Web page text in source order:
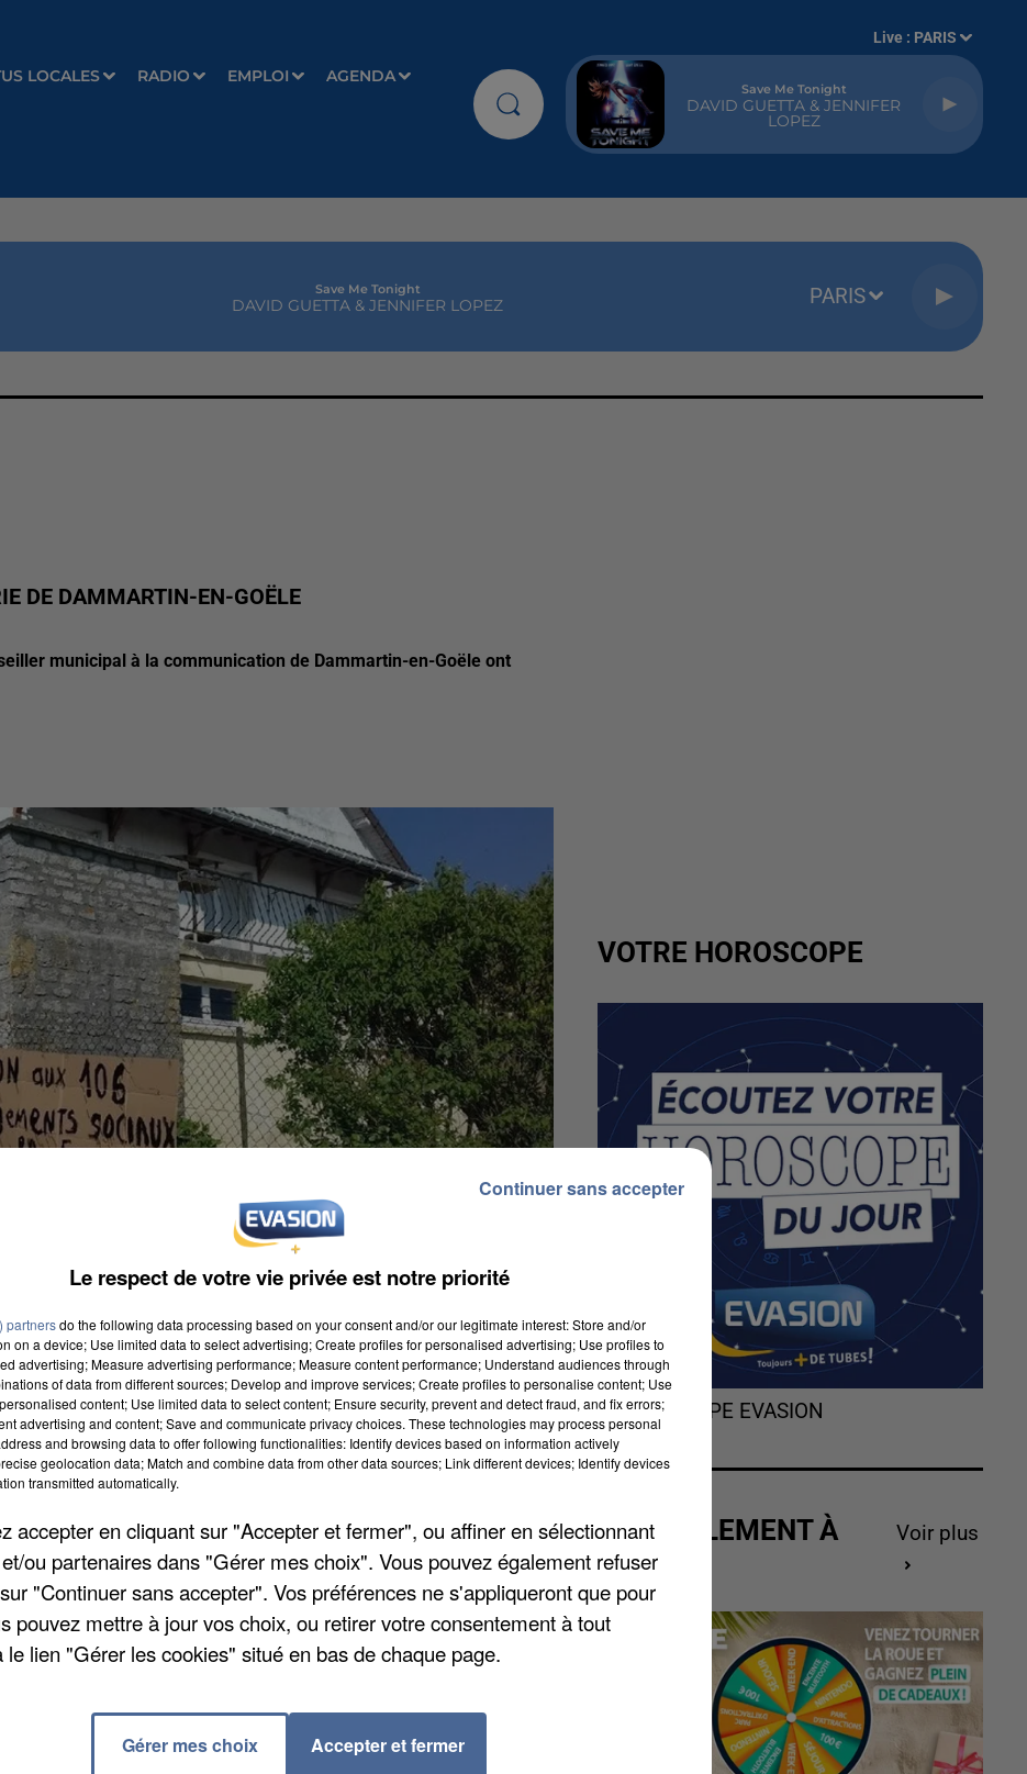
LOCALES RADIO EMPLOI AGENDA
Live : PARIS
Save Me Tonight
DAVID GUETTA & JENNIFER
LOPEZ
Save Me Tonight
DAVID GUETTA & JENNIFER LOPEZ PARIS
DE DAMMARTIN-EN-GOËLE
municipal à la communication de Dammartin-en-Goële ont
le conseiller municipal à la communication de
délégations afin de protester contre un nouveau projet
été lancéeet mise en ligne sur le site change.org pour
VOTRE HOROSCOPE
L'HOROSCOPE EVASION
ACTUELLEMENT À
GAGNER
Voir plus
Le respect de votre vie privée est notre priorité
partnersdo the following data processing based on your consent and/or our legitimate interest: Store and/or
on a device; Use limited data to select advertising; Create profiles for personalised advertising; Use profiles to
advertising; Measure advertising performance; Measure content performance; Understand audiences through
of data from different sources; Develop and improve services; Create profiles to personalise content; Use
content; Use limited data to select content; Ensure security, prevent and detect fraud, and fix errors;
advertising and content; Save and communicate privacy choices. These technologies may process personal
and browsing data to offer following functionalities: Identify devices based on information actively
geolocation data; Match and combine data from other data sources; Link different devices; Identify devices
transmitted automatically.
accepter en cliquant sur "Accepter et fermer", ou affiner en sélectionnant
ou partenaires dans "Gérer mes choix". Vous pouvez également refuser
"Continuer sans accepter". Vos préférences ne s'appliqueront que pour
pouvez mettre à jour vos choix, ou retirer votre consentement à tout
le lien "Gérer les cookies" situé en bas de chaque page.
Gérer mes choix Accepter et fermer
Continuer sans accepter